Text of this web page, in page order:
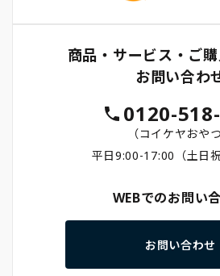
商品・サービス・ご
お問い合わ
0120-
（コイケヤおやつ
平日9:00-17:00（土日祝
WEBでのお問い
お問い合わせ